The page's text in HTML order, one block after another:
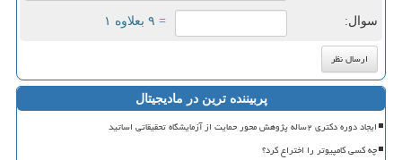
سوال: = ۹ بعلاوه ۱
پربیننده ترین در مادیجیتال
ایجاد دوره دکتری ۲ساله پژوهش محور حمایت از آزمایشگاه تحقیقاتی اساتید
چه کسی کامپیوتر را اختراع کرد؟